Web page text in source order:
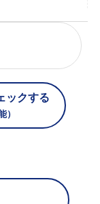
ックする
）